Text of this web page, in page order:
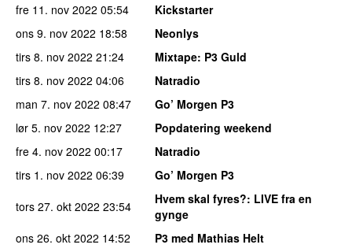
fre 11. nov 2022 05:54
Kickstarter
ons 9. nov 2022 18:58
Neonlys
tirs 8. nov 2022 21:24 Mixtape: P3 Guld
tirs 8. nov 2022 04:06
Natradio
man 7. nov 2022 08:47
Go’ Morgen P3
lør 5. nov 2022 12:27
Popdatering weekend
fre 4. nov 2022 00:17
Natradio
tirs 1. nov 2022 06:39
Go’ Morgen P3
tors 27. okt 2022 23:54 Hvem skal fyres?: LIVE fra en
gynge
ons 26. okt 2022 14:52
P3 med Mathias Helt